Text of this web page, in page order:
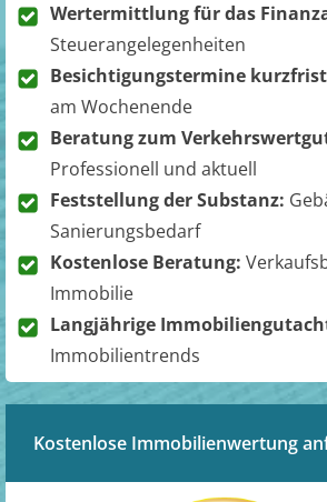
Wertermittlung für das
Steuerangelegenheiten
Besichtigungstermine
am Wochenende
Beratung zum
Professionell und aktuell
Feststellung der Substanz:
Sanierungsbedarf
Kostenlose Beratung:
Immobilie
Langjährige
Immobilientrends
Kostenlose Immobilienwertung